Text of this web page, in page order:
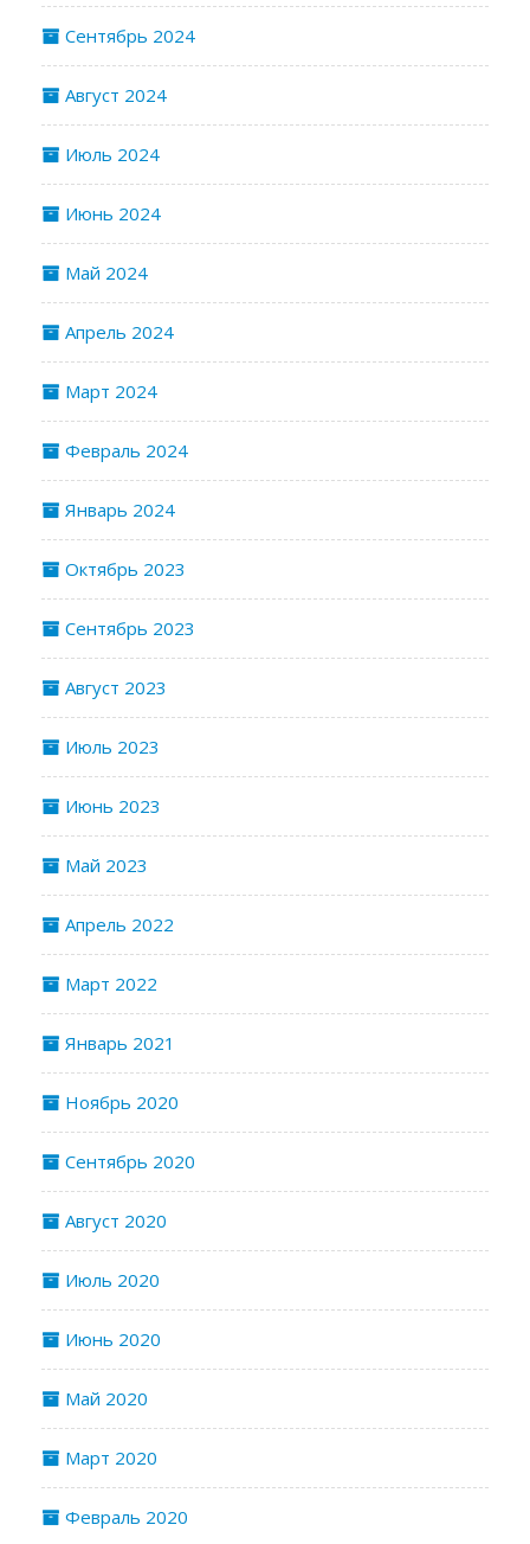
Сентябрь 2024
Август 2024
Июль 2024
Июнь 2024
Май 2024
Апрель 2024
Март 2024
Февраль 2024
Январь 2024
Октябрь 2023
Сентябрь 2023
Август 2023
Июль 2023
Июнь 2023
Май 2023
Апрель 2022
Март 2022
Январь 2021
Ноябрь 2020
Сентябрь 2020
Август 2020
Июль 2020
Июнь 2020
Май 2020
Март 2020
Февраль 2020